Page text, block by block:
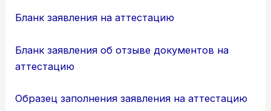
Бланк заявления на аттестацию
Бланк заявления об отзыве документов на
аттестацию
Образец заполнения заявления на аттестацию